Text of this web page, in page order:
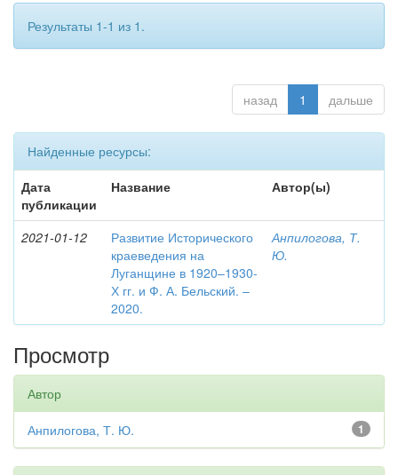
Результаты 1-1 из 1.
назад 1 дальше
Найденные ресурсы:
Дата
публикации
Название Автор(ы)
2021-01-12
Развитие Исторического
краеведения на
Луганщине в 1920–1930-
Х гг. и Ф. А. Бельский. –
2020.
Анпилогова, Т.
Ю.
Просмотр
Автор
1
Анпилогова, Т. Ю.